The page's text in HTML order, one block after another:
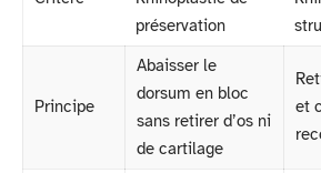
préservation
Principe
Abaisser le
dorsum en bloc
sans retirer d’os ni
de cartilage
et